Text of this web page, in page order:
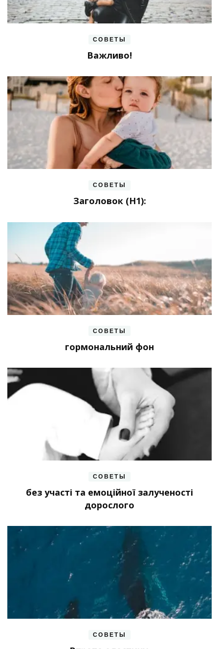
СОВЕТЫ
Важливо!
СОВЕТЫ
Заголовок (H1):
СОВЕТЫ
гормональний фон
СОВЕТЫ
без участі та емоційної залученості
дорослого
СОВЕТЫ